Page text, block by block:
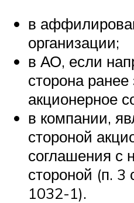
в
организации;
в АО, если
сторона
акционерное
в компании,
стороной
соглашения с
стороной (п.
1032-1).